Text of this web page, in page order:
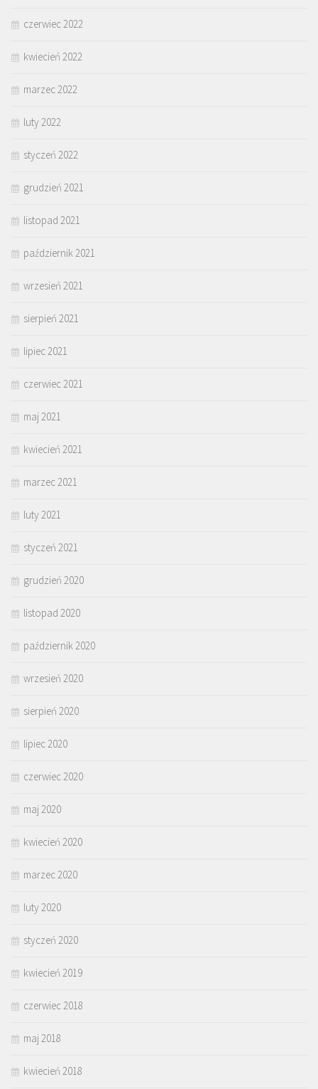
czerwiec 2022
kwiecień 2022
marzec 2022
luty 2022
styczeń 2022
grudzień 2021
listopad 2021
październik 2021
wrzesień 2021
sierpień 2021
lipiec 2021
czerwiec 2021
maj 2021
kwiecień 2021
marzec 2021
luty 2021
styczeń 2021
grudzień 2020
listopad 2020
październik 2020
wrzesień 2020
sierpień 2020
lipiec 2020
czerwiec 2020
maj 2020
kwiecień 2020
marzec 2020
luty 2020
styczeń 2020
kwiecień 2019
czerwiec 2018
maj 2018
kwiecień 2018